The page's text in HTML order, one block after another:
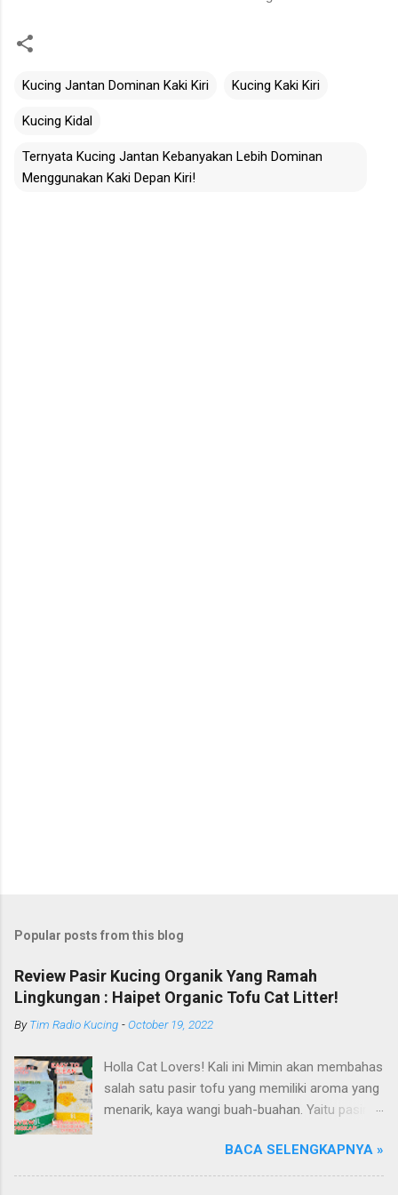
Kucing Jantan Dominan Kaki Kiri Kucing Kaki Kiri
Kucing Kidal
Ternyata Kucing Jantan Kebanyakan Lebih Dominan
Menggunakan Kaki Depan Kiri!
Popular posts from this blog
Review Pasir Kucing Organik Yang Ramah
Lingkungan : Haipet Organic Tofu Cat Litter!
ByTim Radio Kucing -October 19, 2022
Holla Cat Lovers! Kali ini Mimin akan membahas
salah satu pasir tofu yang memiliki aroma yang
menarik, kaya wangi buah-buahan. Yaitu pasir
Haipet merupakan salah satu merk produk
kucing yang diproduksi oleh PT. Arthacat Tirta
BACA SELENGKAPNYA »